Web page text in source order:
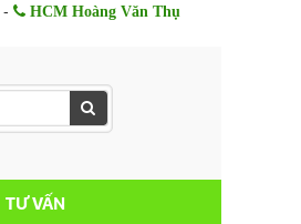
- HCM Hoàng Văn Thụ
TƯ VẤN